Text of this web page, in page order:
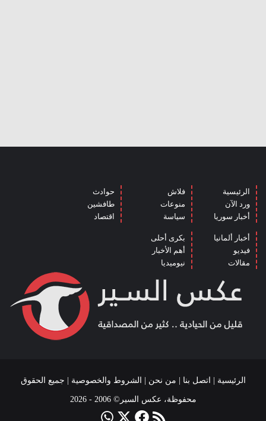
الرئيسية
ورد الآن
أخبار سوريا
فلاش
منوعات
سياسة
حوادث
طافشين
اقتصاد
أخبار ألمانيا
فيديو
مقالات
بكرى أحلى
أهم الأخبار
نيوميديا
الرئيسية اتصل بنا من نحن الشروط والخصوصية | جميع الحقوق
محفوظة، عكس السير© 2006 - 2026